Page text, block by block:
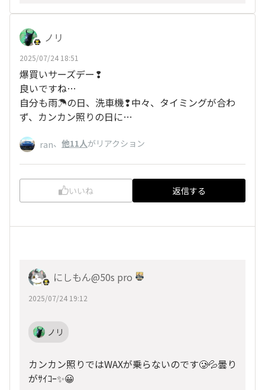
ノリ
2025/07/24 18:51
爆買いサーズデー❢
良いですね…
自分も雨☂の日、洗車機❢中々、タイミングが合わ
ず、カンカン照りの日に…
ran、 他11人がリアクション
いいね 返信する
にしもん@50s pro
2025/07/24 19:12
ノリ
カンカン照りではWAXが乗らないのです🥲💦曇り
がｻｲｺｰ✨😀